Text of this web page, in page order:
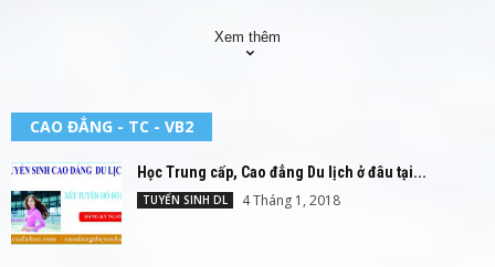
Xem thêm
CAO ĐẲNG - TC - VB2
Học Trung cấp, Cao đẳng Du lịch ở đâu tại...
TUYỂN SINH DL 4 Tháng 1, 2018